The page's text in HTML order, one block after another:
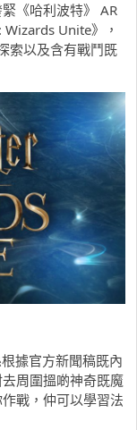
《哈利波特》 AR
Unite》，
索以及含有戰鬥既
據官方新聞稿既內
周圍搵啲神奇既魔
戰，仲可以學習法